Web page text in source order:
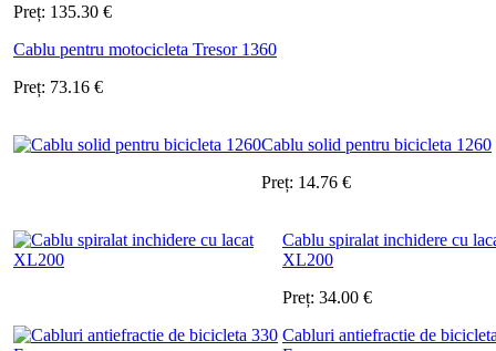
Preț: 135.30 €
Cablu pentru motocicleta Tresor 1360
Preț: 73.16 €
Cablu solid pentru bicicleta 1260
Preț: 14.76 €
Cablu spiralat inchidere cu
XL200
Preț: 34.00 €
Cabluri antiefractie de